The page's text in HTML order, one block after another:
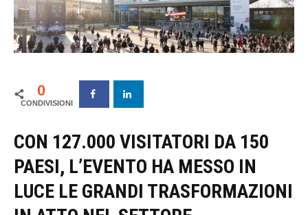
0
CON 127.000 VISITATORI DA 150
PAESI, L’EVENTO HA MESSO IN
LUCE LE GRANDI TRASFORMAZIONI